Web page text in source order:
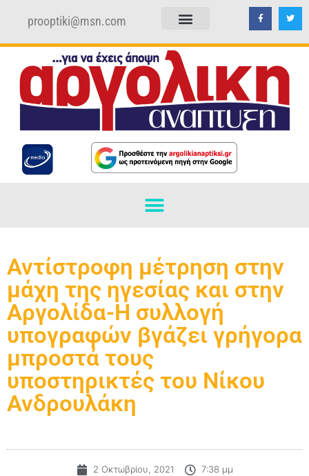
prooptiki@msn.com
Αντίστροφη μέτρηση στην
μάχη της ηγεσίας και στην
Αργολίδα-Η συλλογή
υπογραφών βγάζει γρήγορα
μπροστά τους
υποστηρικτές του Νίκου
Ανδρουλάκη
2 Οκτωβρίου, 2021 7:38 μμ